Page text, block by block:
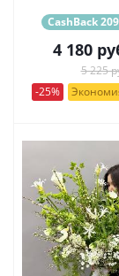
CashBack
4 180
5 225
-25%